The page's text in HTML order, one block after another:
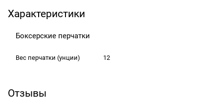
Характеристики
Боксерские перчатки
Вес перчатки(унции) 12
Отзывы